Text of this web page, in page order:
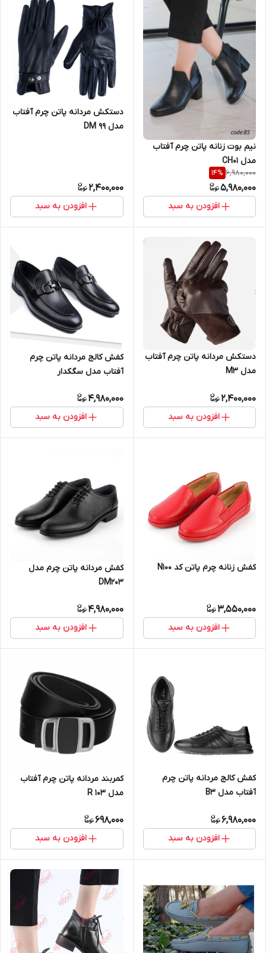
نیم بوت زنانه پاتن چرم آفتاب
مدل CH01
6,980,000
14%
5,980,000
افزودن به سبد
دستکش مردانه پاتن چرم آفتاب
مدل DM 99
2,400,000
افزودن به سبد
دستکش مردانه پاتن چرم آفتاب
مدل M3
2,400,000
افزودن به سبد
کفش کالج مردانه پاتن چرم
آفتاب مدل سگکدار
4,980,000
افزودن به سبد
کفش زنانه چرم پاتن کد N100
3,550,000
افزودن به سبد
کفش مردانه پاتن چرم مدل
DM203
4,980,000
افزودن به سبد
کفش کالج مردانه پاتن چرم
آفتاب مدل B3
6,980,000
افزودن به سبد
کمربند مردانه پاتن چرم آفتاب
مدل R 103
698,000
افزودن به سبد